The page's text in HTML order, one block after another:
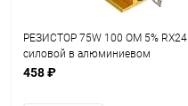
РЕЗИСТОР 75W 100 OM 5% RX24
силовой в алюминиевом
корпусе
458 ₽